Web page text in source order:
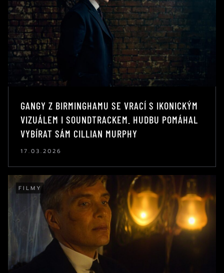
GANGY Z BIRMINGHAMU SE VRACÍ S IKONICKÝM
VIZUÁLEM I SOUNDTRACKEM. HUDBU POMÁHAL
VYBÍRAT SÁM CILLIAN MURPHY
17.03.2026
FILMY